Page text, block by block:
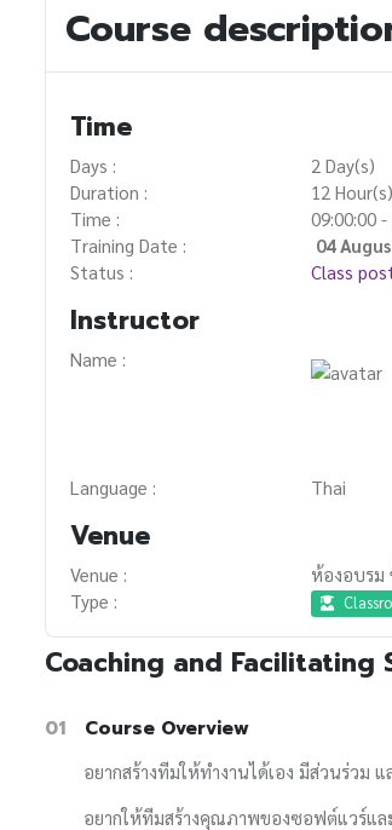
Course
Time
Days :
2 Day(s)
Duration :
12 Hour(s)
Time :
09:00:00
Training Date :
04
Status :
Class
Instructor
Name :
Language : Thai
Venue
Venue :
ห้องอบรม
Type :
Coaching and Facilitating
01 Course Overview
อยากสร้างทีมให้ทำงานได้เอง มีส่วนร่วม
อยากให้ทีมสร้างคุณภาพของซอฟต์แวร์แล